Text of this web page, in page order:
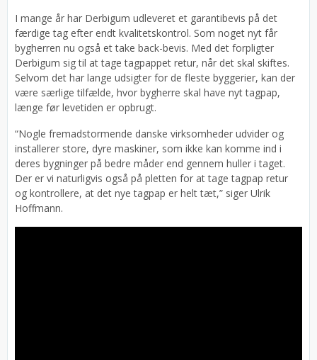
I mange år har Derbigum udleveret et garantibevis på det
færdige tag efter endt kvalitetskontrol. Som noget nyt får
bygherren nu også et take back-bevis. Med det forpligter
Derbigum sig til at tage tagpappet retur, når det skal skiftes.
Selvom det har lange udsigter for de fleste byggerier, kan der
være særlige tilfælde, hvor bygherre skal have nyt tagpap,
længe før levetiden er opbrugt.
“Nogle fremadstormende danske virksomheder udvider og
installerer store, dyre maskiner, som ikke kan komme ind i
deres bygninger på bedre måder end gennem huller i taget.
Der er vi naturligvis også på pletten for at tage tagpap retur
og kontrollere, at det nye tagpap er helt tæt,” siger Ulrik
Hoffmann.